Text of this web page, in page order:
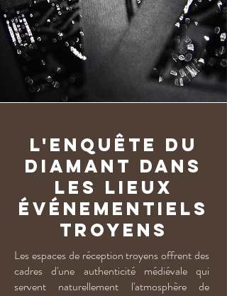
L'Enquête du
Diamant dans
les lieux
événementiels
troyens
Les espaces de réception troyens offrent des
cadres d'une authenticité médiévale qui
servent naturellement l'atmosphère de